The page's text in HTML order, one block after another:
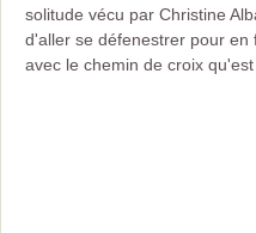
solitude vécu par Christine
d'aller se défenestrer pour
avec le chemin de croix